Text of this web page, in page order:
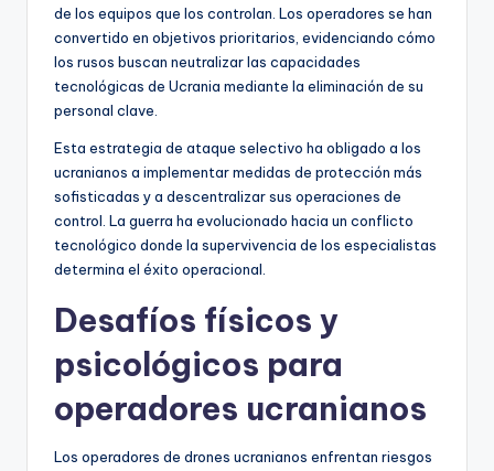
de los equipos que los controlan. Los operadores se han
convertido en objetivos prioritarios, evidenciando cómo
los rusos buscan neutralizar las capacidades
tecnológicas de Ucrania mediante la eliminación de su
personal clave.
Esta estrategia de ataque selectivo ha obligado a los
ucranianos a implementar medidas de protección más
sofisticadas y a descentralizar sus operaciones de
control. La guerra ha evolucionado hacia un conflicto
tecnológico donde la supervivencia de los especialistas
determina el éxito operacional.
Desafíos físicos y
psicológicos para
operadores ucranianos
Los operadores de drones ucranianos enfrentan riesgos